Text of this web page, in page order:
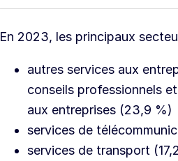
En 2023, les principaux
autres services aux
conseils professionnels
aux entreprises (23,9 %)
services de
services de transport